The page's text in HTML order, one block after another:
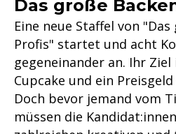
Das große
Eine neue Staffel von
Profis" startet und acht
gegeneinander an. Ihr
Cupcake und ein Preisgeld
Doch bevor jemand vom
müssen die